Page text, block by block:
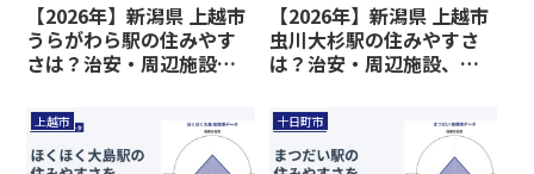
【2026年】新潟県 上越市
うらがわら駅の住みやす
さは？治安・周辺施設、
わる情報を解説
【2026年】新潟県 上越市
虫川大杉駅の住みやすさ
は？治安・周辺施設、教
る情報を解説
上越市 十日町市